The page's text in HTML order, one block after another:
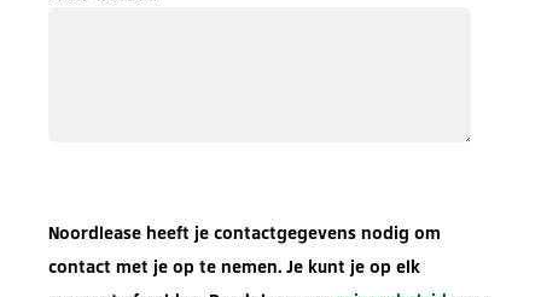
Noordlease heeft je contactgegevens nodig om
contact met je op te nemen. Je kunt je op elk